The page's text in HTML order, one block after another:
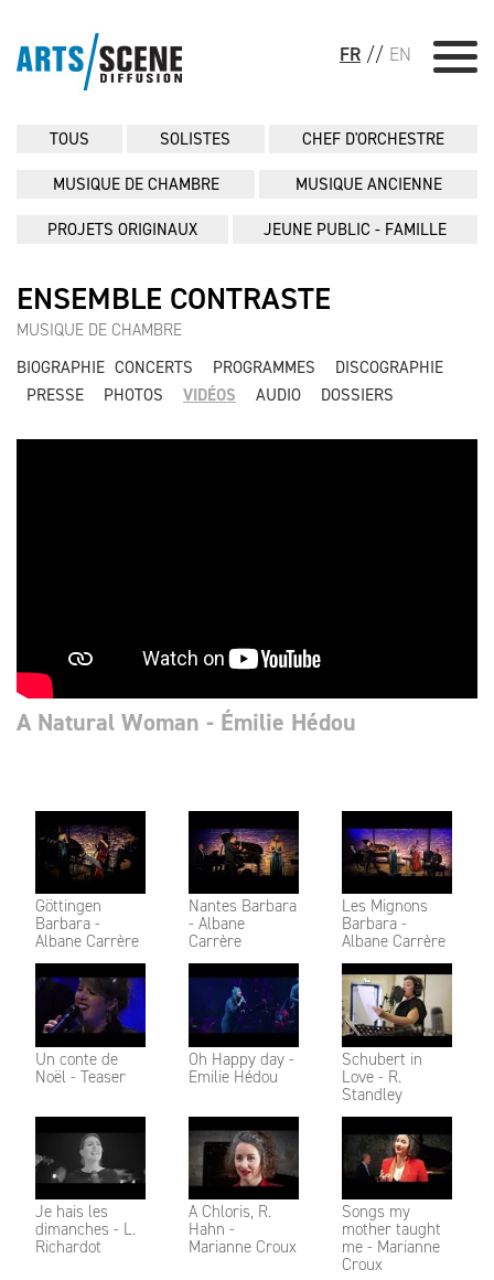
FR // EN
TOUS SOLISTES CHEF D'ORCHESTRE
MUSIQUE DE CHAMBRE MUSIQUE ANCIENNE
PROJETS ORIGINAUX JEUNE PUBLIC - FAMILLE
ENSEMBLE CONTRASTE
MUSIQUE DE CHAMBRE
BIOGRAPHIE CONCERTS PROGRAMMES
DISCOGRAPHIE
PRESSE
PHOTOS VIDÉOS AUDIO DOSSIERS
Göttingen
Barbara -
Albane Carrère
Nantes Barbara
- Albane
Carrère
Les Mignons
Barbara -
Albane Carrère
Un conte de
Noël - Teaser
Oh Happy day -
Emilie Hédou
Schubert in
Love - R.
Standley
Je hais les
dimanches - L.
Richardot
A Chloris, R.
Hahn -
Marianne Croux
Songs my
mother taught
me - Marianne
Croux
A Natural Woman - Émilie Hédou